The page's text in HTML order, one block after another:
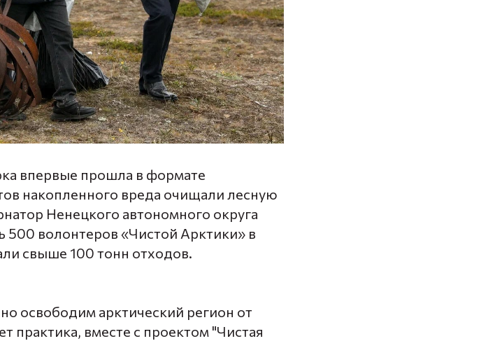
впервые прошла в формате
накопленного вреда очищали лесную
Ненецкого автономного округа
500 волонтеров «Чистой Арктики» в
свыше 100 тонн отходов.
освободим арктический регион от
практика, вместе с проектом "Чистая